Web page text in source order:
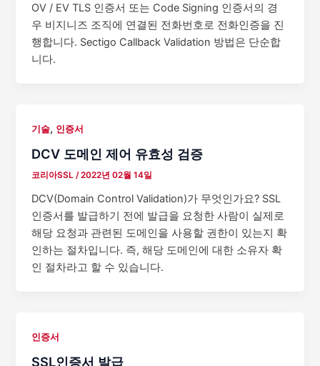
OV / EV TLS 인증서 또는 Code Signing 인증서의 경
우 비지니즈 조직에 연결된 전화번호로 전화인증을 진
행합니다. Sectigo Callback Validation 방법은 단순합
니다.
기술, 인증서
DCV 도메인 제어 유효성 검증
코리아SSL/2022년 02월 14일
DCV(Domain Control Validation)가 무엇인가요? SSL
인증서를 발급하기 전에 발급을 요청한 사람이 실제로
해당 요청과 관련된 도메인을 사용할 권한이 있는지 확
인하는 절차입니다. 즉, 해당 도메인에 대한 소유자 확
인 절차라고 할 수 있습니다.
인증서
SSL인증서 발급